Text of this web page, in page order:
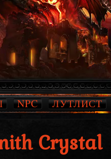
NPC ЛУТЛИСТ
Crystal